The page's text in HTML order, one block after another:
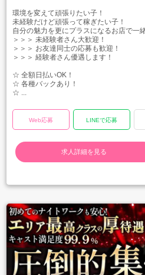
環境を変えて頑張りたい子！
未経験だけど頑張って稼ぎたい子！
自分の魅力を更にプラスになるお店で一
＞＞＞ 未経験者さん大歓迎！
＞＞＞ お友達同士の応募も歓迎！
＞＞＞ 経験者さん優遇します！
☆ 全額日払いOK！
☆ 各種バックあり！
☆ ...
Web応募 LINEで応募
求人詳細を見る